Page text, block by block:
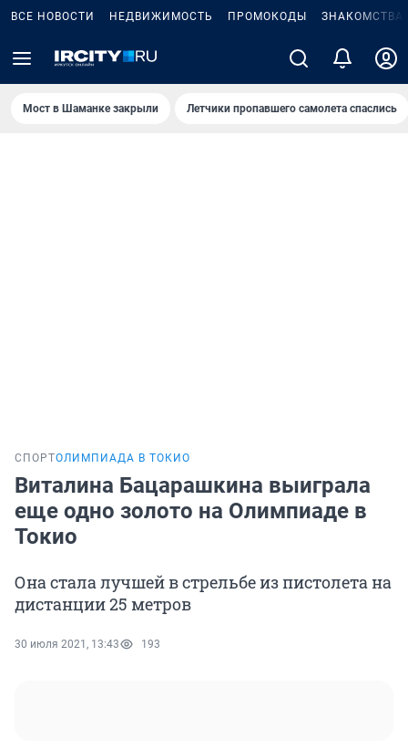
ВСЕ НОВОСТИ НЕДВИЖИМОСТЬ ПРОМОКОДЫ ЗНАКОМСТВА
Мост в Шаманке закрыли Летчики пропавшего самолета спаслись
СПОРТОЛИМПИАДА В ТОКИО
Виталина Бацарашкина выиграла
еще одно золото на Олимпиаде в
Токио
Она стала лучшей в стрельбе из пистолета на
дистанции 25 метров
30 июля 2021, 13:43 193